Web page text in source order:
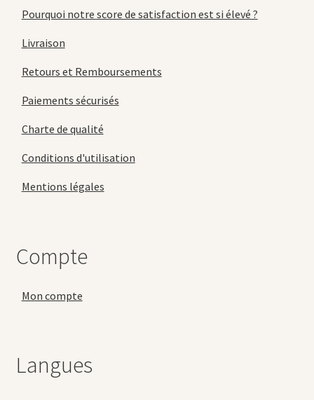
Pourquoi notre score de satisfaction est si élevé ?
Livraison
Retours et Remboursements
Paiements sécurisés
Charte de qualité
Conditions d'utilisation
Mentions légales
Compte
Mon compte
Langues